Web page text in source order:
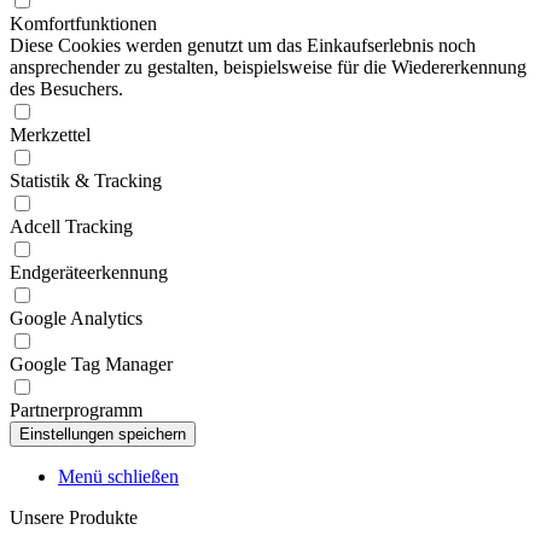
Komfortfunktionen
Diese Cookies werden genutzt um das Einkaufserlebnis noch
ansprechender zu gestalten, beispielsweise für die Wiedererkennung
des Besuchers.
Merkzettel
Statistik & Tracking
Adcell Tracking
Endgeräteerkennung
Google Analytics
Google Tag Manager
Partnerprogramm
Menü schließen
Unsere Produkte